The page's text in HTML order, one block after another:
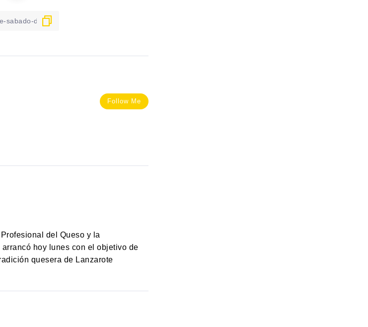
Follow Me
del Queso y la
arrancó hoy lunes con el objetivo de
quesera de Lanzarote